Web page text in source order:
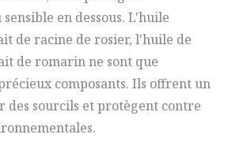
en dessous. L'huile
de racine de rosier, l'huile de
de romarin ne sont que
composants. Ils offrent un
des sourcils et protègent contre